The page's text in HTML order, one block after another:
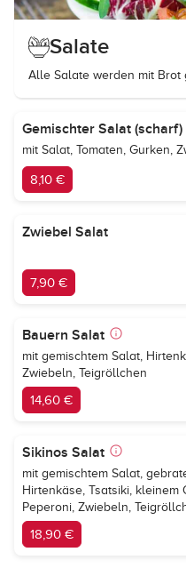
Salate
Alle Salate werden mit Brot
Gemischter Salat (scharf)
mit Salat, Tomaten, Gurken,
8,10 €
Zwiebel Salat
7,90 €
Bauern Salat
mit gemischtem Salat,
Zwiebeln, Teigröllchen
14,60 €
Sikinos Salat
mit gemischtem Salat,
Hirtenkäse, Tsatsiki, kleinem
Peperoni, Zwiebeln,
18,90 €